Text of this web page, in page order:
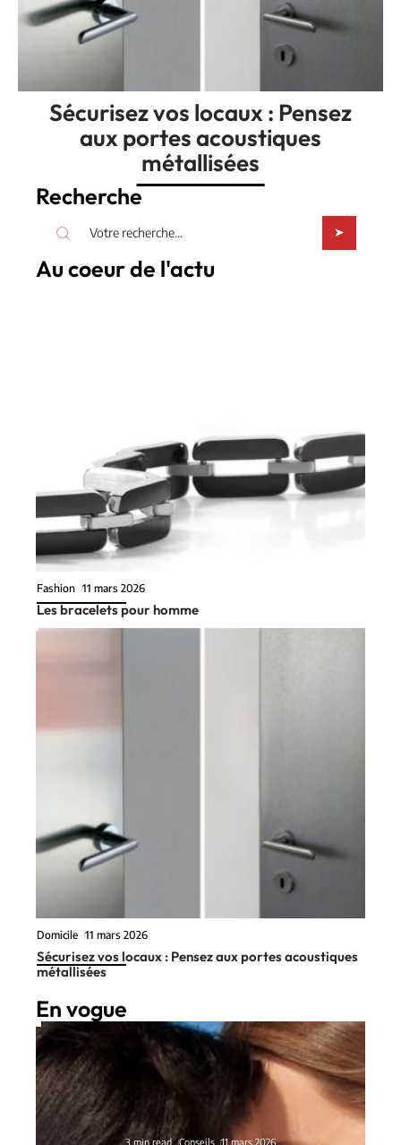
Sécurisez vos locaux : Pensez
aux portes acoustiques
métallisées
Recherche
Au coeur de l'actu
Fashion 11 mars 2026
Les bracelets pour homme
Domicile 11 mars 2026
Sécurisez vos locaux : Pensez aux portes acoustiques
métallisées
En vogue
3 min read Conseils 11 mars 2026